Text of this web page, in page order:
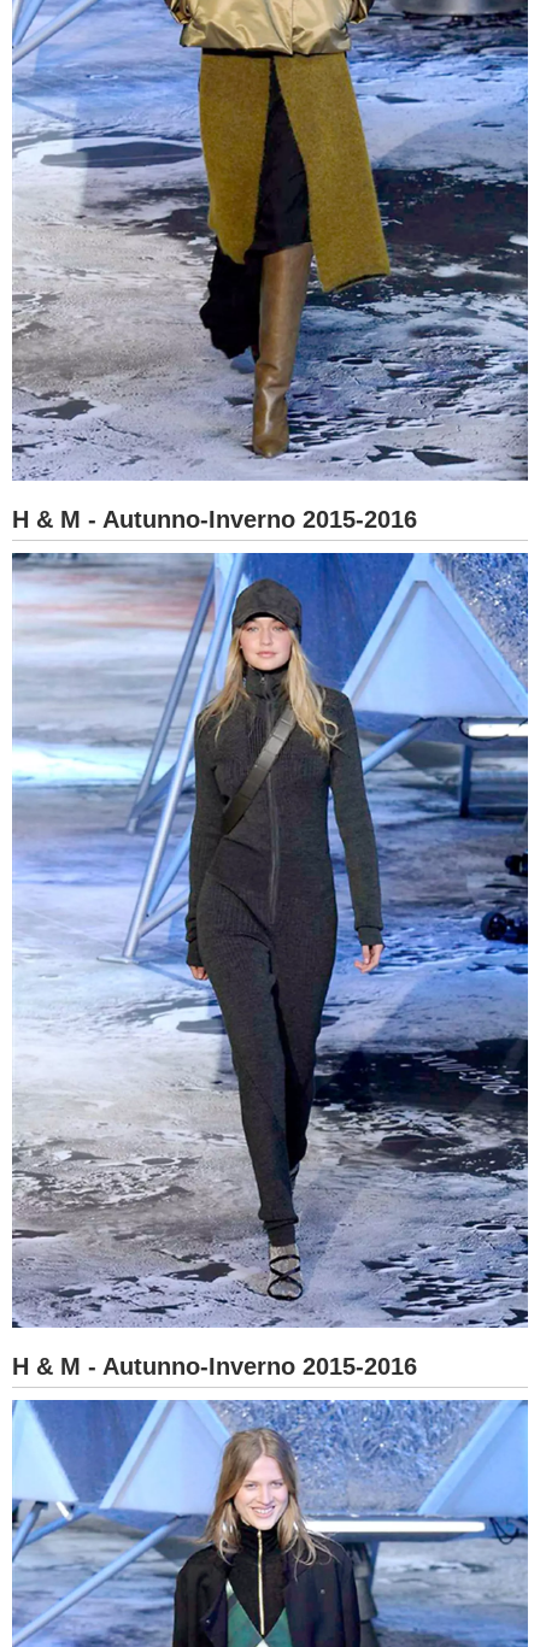
H & M - Autunno-Inverno 2015-2016
H & M - Autunno-Inverno 2015-2016